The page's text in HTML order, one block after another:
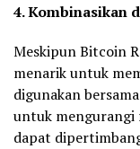
4. Kombinasikan
Meskipun Bitcoin
menarik untuk
digunakan
untuk mengurangi
dapat